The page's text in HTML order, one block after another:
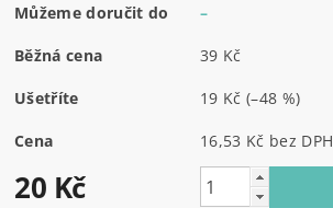
Můžeme doručit do –
Běžná cena 39 Kč
Ušetříte 19 Kč(–48 %)
Cena 16,53 Kč bez DPH
20 Kč